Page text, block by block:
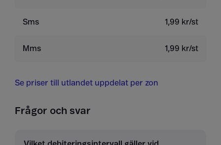
Sms 1,99 kr/st
Mms 1,99 kr/st
Se priser till utlandet uppdelat per zon
Frågor och svar